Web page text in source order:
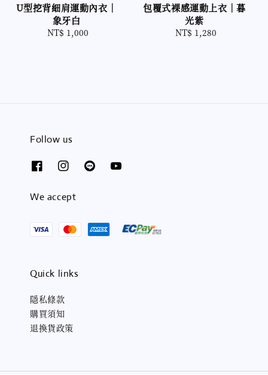
U型挖背細肩運動內衣｜
象牙白
Regular
NT$ 1,000
包覆式裸感運動上衣｜暮
光紫
Regular
NT$ 1,280
Follow us
We accept
Quick links
隱私條款
購買須知
退換貨政策